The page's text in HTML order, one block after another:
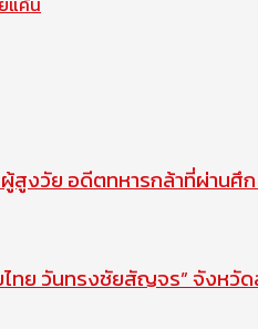
วัย อดีตทหารกล้าที่ผ่านศึ
ทย วันทรงชัยสัญจร” จังหวั